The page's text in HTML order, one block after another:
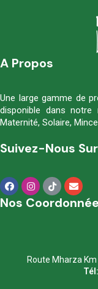
A Propos
Une large gamme de
disponible dans notre
Maternité, Solaire,
Suivez-Nous Sur
Nos
Route Mharza